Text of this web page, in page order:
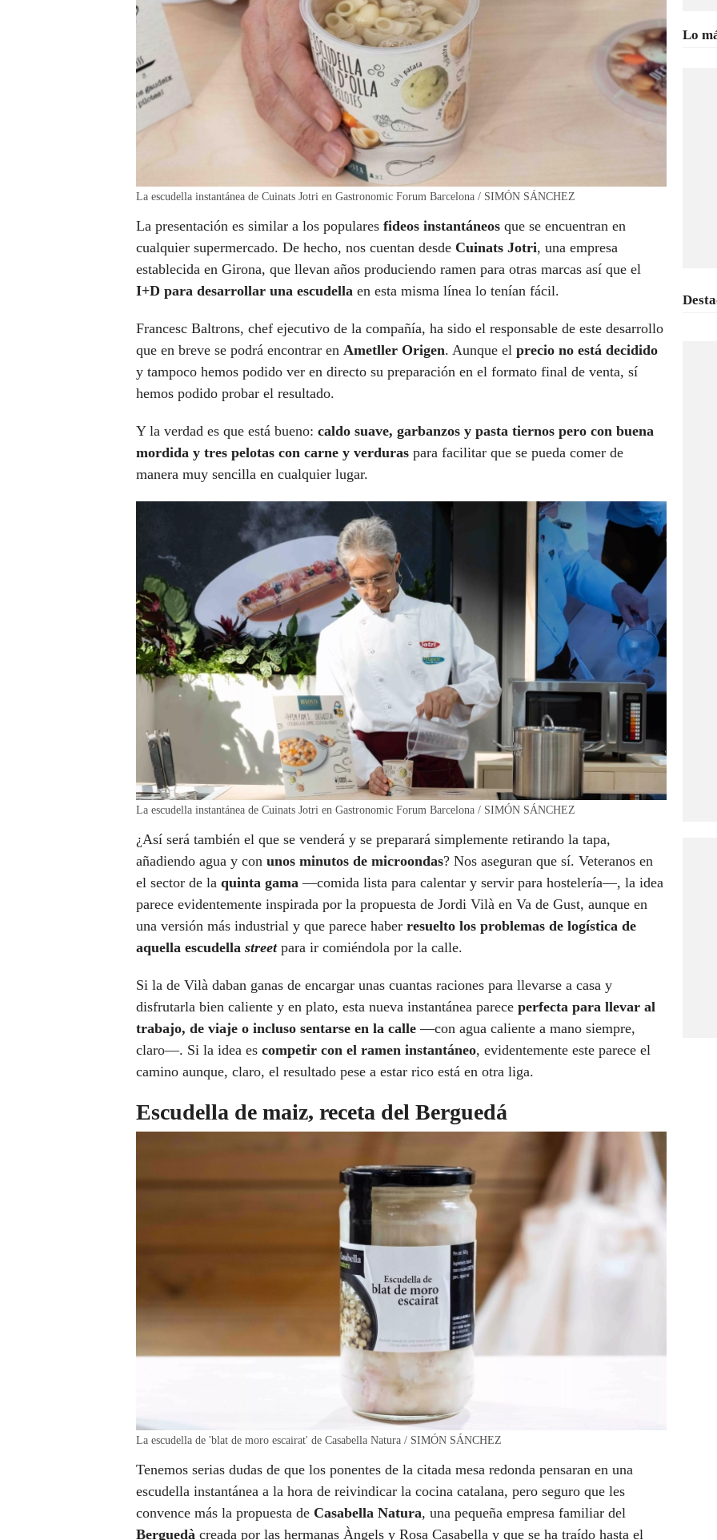
La escudella instantánea de Cuinats Jotri en Gastronomic Forum Barcelona / SIMÓN SÁNCHEZ
La presentación es similar a los populares fideos instantáneos que se encuentran en
cualquier supermercado. De hecho, nos cuentan desde Cuinats Jotri, una empresa
establecida en Girona, que llevan años produciendo ramen para otras marcas así que el
I+D para desarrollar una escudella en esta misma línea lo tenían fácil.
Francesc Baltrons, chef ejecutivo de la compañía, ha sido el responsable de este desarrollo
que en breve se podrá encontrar en Ametller Origen. Aunque el precio no está decidido
y tampoco hemos podido ver en directo su preparación en el formato final de venta, sí
hemos podido probar el resultado.
Y la verdad es que está bueno: caldo suave, garbanzos y pasta tiernos pero con buena
mordida y tres pelotas con carne y verduras para facilitar que se pueda comer de
manera muy sencilla en cualquier lugar.
La escudella instantánea de Cuinats Jotri en Gastronomic Forum Barcelona / SIMÓN SÁNCHEZ
¿Así será también el que se venderá y se preparará simplemente retirando la tapa,
añadiendo agua y con unos minutos de microondas? Nos aseguran que sí. Veteranos en
el sector de la quinta gama—comida lista para calentar y servir para hostelería—, la idea
parece evidentemente inspirada por la propuesta de Jordi Vilà en Va de Gust, aunque en
una versión más industrial y que parece haber resuelto los problemas de logística de
aquella escudella street para ir comiéndola por la calle.
Si la de Vilà daban ganas de encargar unas cuantas raciones para llevarse a casa y
disfrutarla bien caliente y en plato, esta nueva instantánea parece perfecta para llevar al
trabajo, de viaje o incluso sentarse en la calle —con agua caliente a mano siempre,
claro—. Si la idea es competir con el ramen instantáneo, evidentemente este parece el
camino aunque, claro, el resultado pese a estar rico está en otra liga.
Escudella de maiz, receta del Berguedá
La escudella de 'blat de moro escairat' de Casabella Natura / SIMÓN SÁNCHEZ
Tenemos serias dudas de que los ponentes de la citada mesa redonda pensaran en una
escudella instantánea a la hora de reivindicar la cocina catalana, pero seguro que les
convence más la propuesta de Casabella Natura, una pequeña empresa familiar del
Berguedà creada por las hermanas Àngels y Rosa Casabella y que se ha traído hasta el
Lo